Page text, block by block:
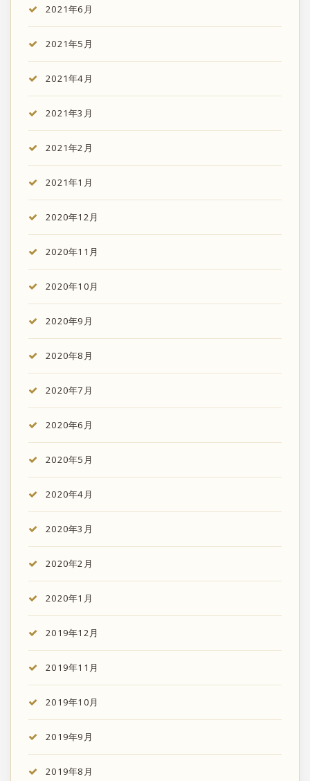
2021年6月
2021年5月
2021年4月
2021年3月
2021年2月
2021年1月
2020年12月
2020年11月
2020年10月
2020年9月
2020年8月
2020年7月
2020年6月
2020年5月
2020年4月
2020年3月
2020年2月
2020年1月
2019年12月
2019年11月
2019年10月
2019年9月
2019年8月